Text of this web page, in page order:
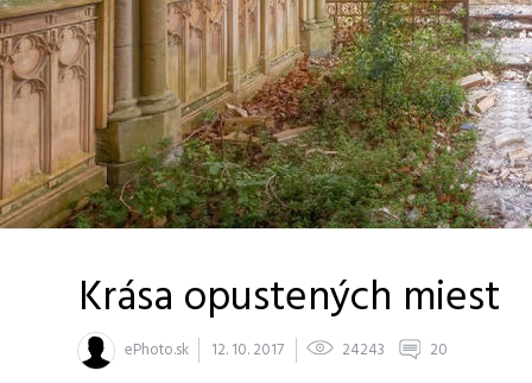
Krása opustených miest
ePhoto.sk 12. 10. 2017 24243 20